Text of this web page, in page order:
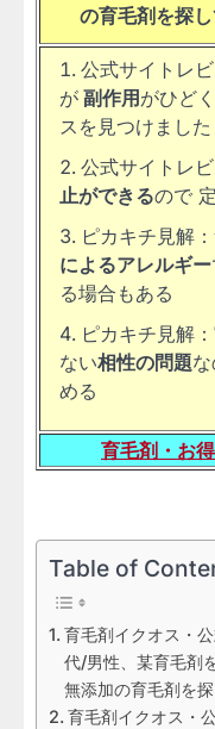
の育毛剤を探
公式サイトレ
が 副作用 がひどく
スを見つけました
公式サイトレビ
止ができるので
ピカキチ見解
によるアレルギー
る場合もある
ピカキチ見解
ない相性の問題な
める
育毛剤・お
Table of
育毛剤イクオス・
代/男性、某育毛剤
無添加の育毛剤を
育毛剤イクオス・